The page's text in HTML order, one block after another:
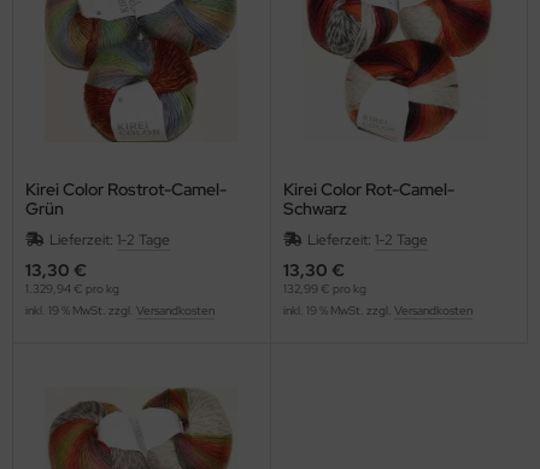
Kirei Color Rostrot-Camel-
Grün
Lieferzeit: 1-2 Tage
13,30 €
1.329,94 € pro kg
inkl. 19 % MwSt. zzgl. Versandkosten
Kirei Color Rot-Camel-
Schwarz
Lieferzeit: 1-2 Tage
13,30 €
132,99 € pro kg
inkl. 19 % MwSt. zzgl. Versandkosten